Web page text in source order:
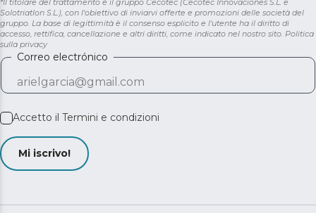
*Il titolare del trattamento è il gruppo Cecotec (Cecotec Innovaciones S.L. e
Solotriatlon S.L.), con l'obiettivo di inviarvi offerte e promozioni delle società del
gruppo. La base di legittimità è il consenso esplicito e l'utente ha il diritto di
accesso, rettifica, cancellazione e altri diritti, come indicato nel nostro sito. Politica
sulla privacy
Correo electrónico
Accetto il Termini e condizioni
Mi iscrivo!